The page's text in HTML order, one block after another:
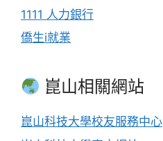
1111 人力銀行
僑生i就業
崑山相關網站
崑山科技大學校友服務中心